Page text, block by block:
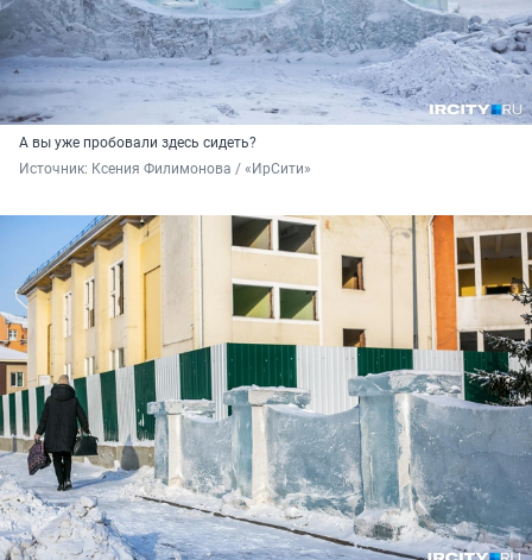
А вы уже пробовали здесь сидеть?
Источник: Ксения Филимонова / «ИрСити»